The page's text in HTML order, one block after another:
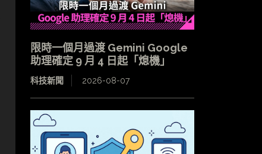
限時一個月過渡 Gemini Google
助理確定 9 月 4 日起「熄機」
科技新聞 2026-08-07